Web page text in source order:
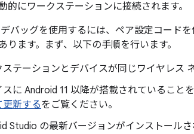
的にワークステーションに接続されます。
バッグを使用するには、ペア設定コード
ります。まず、以下の手順を行います。
ステーションとデバイスが同じワイヤレス
スに Android 11 以降が搭載されていること
新するをご覧ください。
Studio の最新バージョンがインストール